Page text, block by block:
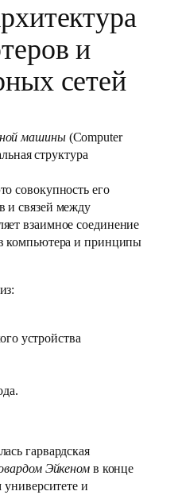
и
сетей
машины(Computer
структура
совокупность его
и связей между
взаимное соединение
компьютера и принципы
устройства
гарвардская
Эйкеномв конце
университете и